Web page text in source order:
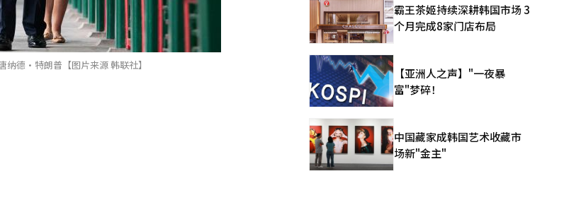
纳德·特朗普【图片来源 韩联社】
霸王茶姬持续深耕韩国市场 3
个月完成8家门店布局
【亚洲人之声】"一夜暴
富"梦碎！
中国藏家成韩国艺术收藏市
场新"金主"